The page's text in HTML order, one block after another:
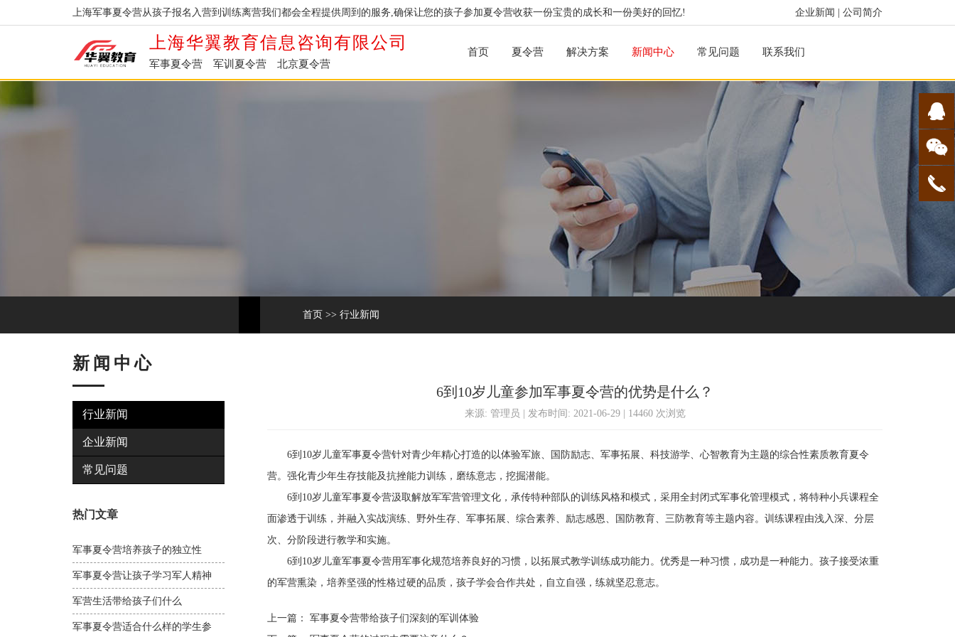
企业新闻 公司简介
上海军事夏令营从孩子报名入营到训练离营我们都会全程提供周到的服务,确保让您的孩子参加夏令营收获一份宝贵的成长和一份美好的回忆!
上海华翼教育信息咨询有限公司
军事夏令营 军训夏令营 北京夏令营
首页 夏令营 解决方案 新闻中心 常见问题 联系我们
首页 >> 行业新闻
新闻中心
行业新闻
企业新闻
常见问题
热门文章
军事夏令营培养孩子的独立性
军事夏令营让孩子学习军人精神
军营生活带给孩子们什么
军事夏令营适合什么样的学生参
6到10岁儿童参加军事夏令营的优势是什么？
来源: 管理员 | 发布时间: 2021-06-29 | 14460 次浏览
6到10岁儿童军事夏令营针对青少年精心打造的以体验军旅、国防励志、军事拓展、科技游学、心智教育为主题的综合性素质教育夏令
营。强化青少年生存技能及抗挫能力训练，磨练意志，挖掘潜能。
6到10岁儿童军事夏令营汲取解放军军营管理文化，承传特种部队的训练风格和模式，采用全封闭式军事化管理模式，将特种小兵课程全
面渗透于训练，并融入实战演练、野外生存、军事拓展、综合素养、励志感恩、国防教育、三防教育等主题内容。训练课程由浅入深、分层
次、分阶段进行教学和实施。
6到10岁儿童军事夏令营用军事化规范培养良好的习惯，以拓展式教学训练成功能力。优秀是一种习惯，成功是一种能力。孩子接受浓重
的军营熏染，培养坚强的性格过硬的品质，孩子学会合作共处，自立自强，练就坚忍意志。
上一篇：
军事夏令营带给孩子们深刻的军训体验